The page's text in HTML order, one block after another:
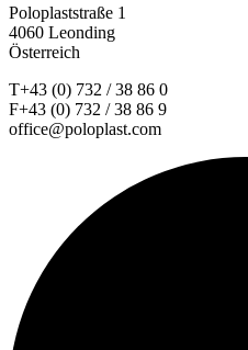
Poloplaststraße 1
4060 Leonding
Österreich
T+43 (0) 732 / 38 86 0
F+43 (0) 732 / 38 86 9
office@poloplast.com